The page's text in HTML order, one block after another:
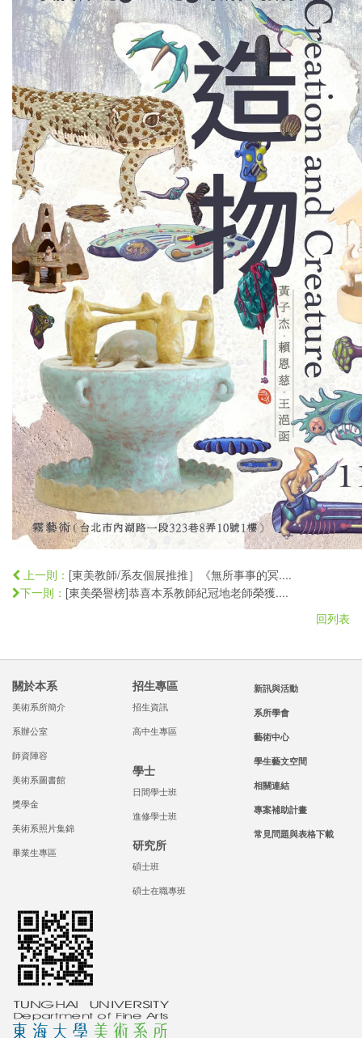
上一則： [東美教師/系友個展推推］《無所事事的冥....
下一則： [東美榮譽榜]恭喜本系教師紀冠地老師榮獲....
回列表
關於本系
美術系所簡介
系辦公室
師資陣容
美術系圖書館
獎學金
美術系照片集錦
畢業生專區
招生專區
招生資訊
高中生專區
學士
日間學士班
進修學士班
研究所
碩士班
碩士在職專班
新訊與活動
系所學會
藝術中心
學生藝文空間
相關連結
專案補助計畫
常見問題與表格下載